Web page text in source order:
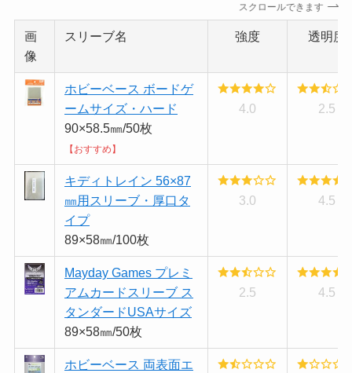
スクロールできます
画
像
スリーブ名 強度 透明度
ホビーベース ボードゲ
ームサイズ・ハード
90×58.5㎜/50枚
【おすすめ】
4.0 2.5
キディトレイン 56×87
㎜用スリーブ・厚口タ
イプ
89×58㎜/100枚
3.0 4.5
Mayday Games プレミ
アムカードスリーブ ス
タンダードUSAサイズ
89×58㎜/50枚
2.5 4.5
ホビーベース 両表面エ